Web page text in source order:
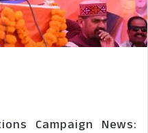
Campaign News: